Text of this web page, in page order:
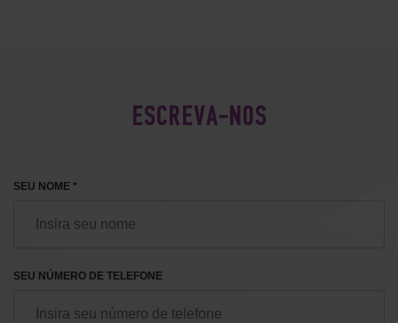
ESCREVA-NOS
SEU NOME *
SEU NÚMERO DE TELEFONE